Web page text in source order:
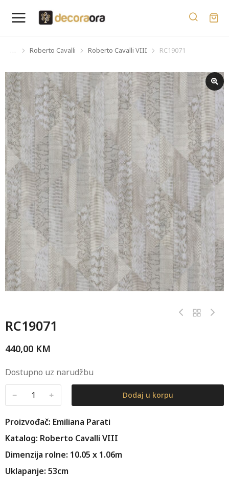
You are here:
Roberto Cavalli Roberto Cavalli VIII RC19071
RC19071
440,00 KM
Dostupno uz narudžbu
﹣ ﹢ Dodaj u korpu
Proizvođač: Emiliana Parati
Katalog: Roberto Cavalli VIII
Dimenzija rolne: 10.05 x 1.06m
Uklapanje: 53cm